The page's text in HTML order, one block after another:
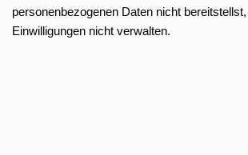
personenbezogenen Daten nicht
Einwilligungen nicht verwalten.